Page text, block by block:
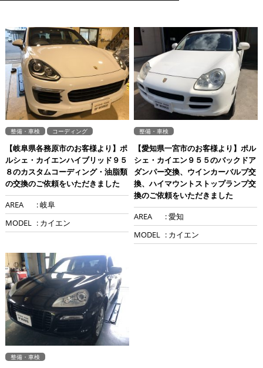
整備・車検 コーディング
【岐阜県各務原市のお客様より】ポ
ルシェ・カイエンハイブリッド９５
８のカスタムコーディング・油脂類
の交換のご依頼をいただきました
AREA
: 岐阜
MODEL : カイエン
整備・車検
【愛知県一宮市のお客様より】ポル
シェ・カイエン９５５のバックドア
ダンパー交換、ウインカーバルブ交
換、ハイマウントストップランプ交
換のご依頼をいただきました
AREA
: 愛知
MODEL : カイエン
整備・車検